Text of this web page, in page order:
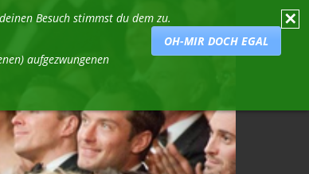
✕
Besuch stimmst du dem zu.
OH-MIR DOCH EGAL
aufgezwungenen